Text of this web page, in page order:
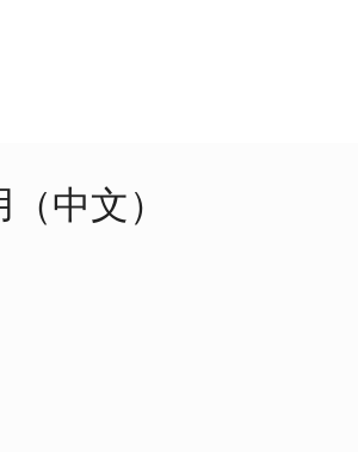
中文）